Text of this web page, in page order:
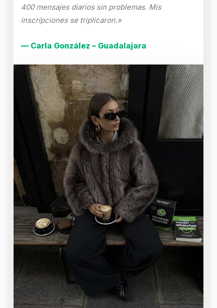
400 mensajes diarios sin problemas. Mis
inscripciones se triplicaron.»
— Carla González – Guadalajara